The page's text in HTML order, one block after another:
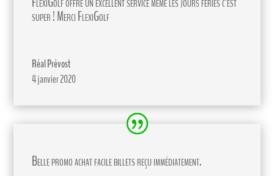
super ! Merci FlexiGolf
Réal Prévost
4 janvier 2020
Belle promo achat facile billets reçu immédiatement.